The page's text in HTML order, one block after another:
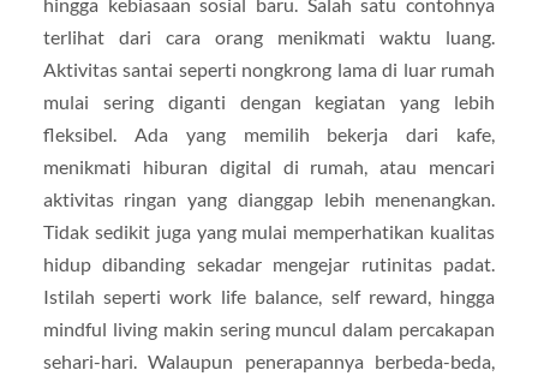
terlihat dari cara orang menikmati waktu luang.
Aktivitas santai seperti nongkrong lama di luar rumah
mulai sering diganti dengan kegiatan yang lebih
fleksibel. Ada yang memilih bekerja dari kafe,
menikmati hiburan digital di rumah, atau mencari
aktivitas ringan yang dianggap lebih menenangkan.
Tidak sedikit juga yang mulai memperhatikan kualitas
hidup dibanding sekadar mengejar rutinitas padat.
Istilah seperti work life balance, self reward, hingga
mindful living makin sering muncul dalam percakapan
sehari-hari. Walaupun penerapannya berbeda-beda,